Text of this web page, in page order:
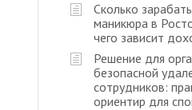
Сколько
маникюра в
чего зависит
Решение для
безопасной
сотрудников:
ориентир для